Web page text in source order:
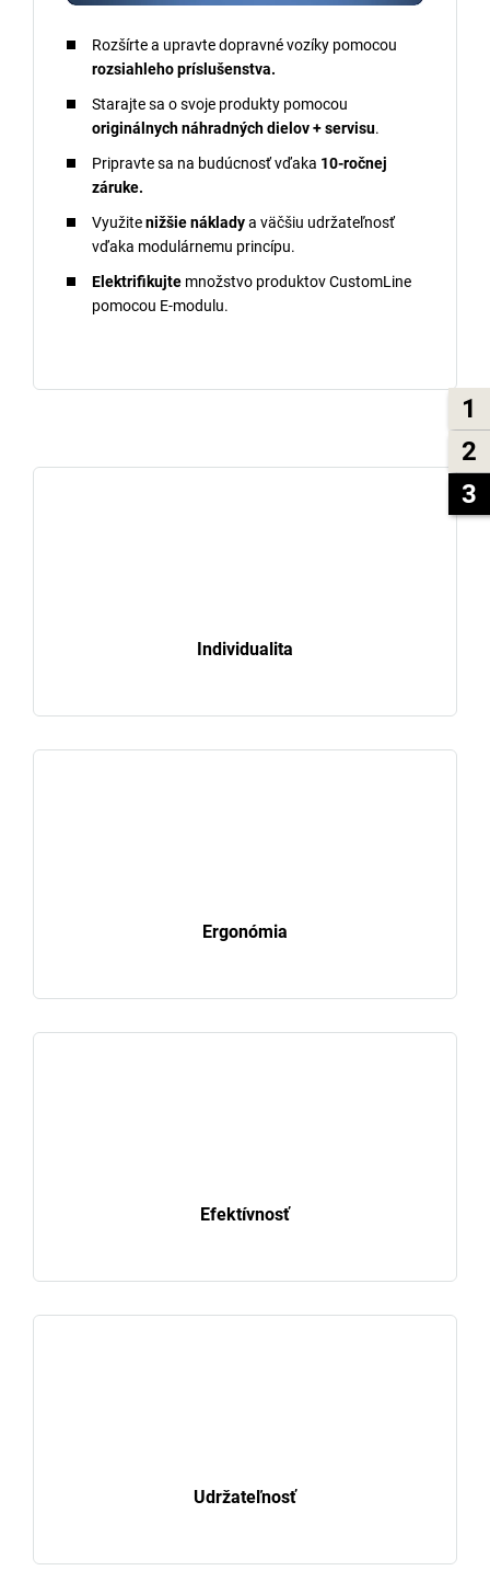
1
2
3
Rozšírte a upravte dopravné vozíky pomocou
rozsiahleho príslušenstva.
Starajte sa o svoje produkty pomocou
originálnych náhradných dielov + servisu.
Pripravte sa na budúcnosť vďaka 10-ročnej
záruke.
Využitenižšie nákladya väčšiu udržateľnosť
vďaka modulárnemu princípu.
Elektrifikujte množstvo produktov CustomLine
pomocou E-modulu.
Individualita
Ergonómia
Efektívnosť
Udržateľnosť